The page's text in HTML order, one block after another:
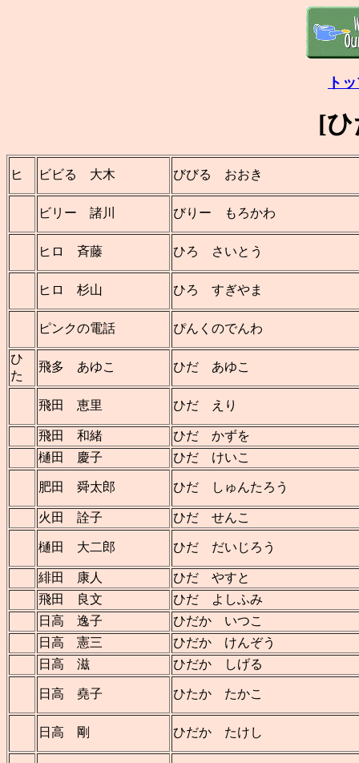
ト
[
ヒ ビビる 大木 びびる おおき
ビリー 諸川 びりー もろかわ
ヒロ 斉藤 ひろ さいとう
ヒロ 杉山 ひろ すぎやま
ピンクの電話 ぴんくのでんわ
ひ
た
飛多 あゆこ ひだ あゆこ
飛田 恵里 ひだ えり
飛田 和緒
ひだ かずを
樋田 慶子
ひだ けいこ
肥田 舜太郎 ひだ しゅんたろう
火田 詮子 ひだ せんこ
樋田 大二郎 ひだ だいじろう
緋田 康人
ひだ やすと
飛田 良文
ひだ よしふみ
日高 逸子
ひだか いつこ
日高 憲三
ひだか けんぞう
日高 滋
ひだか しげる
日高 堯子 ひたか たかこ
日高 剛 ひだか たけし